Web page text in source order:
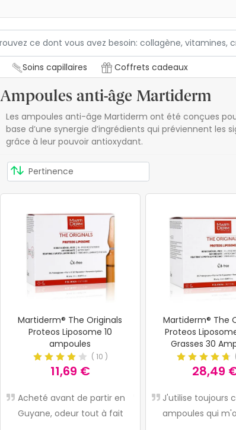
Soins capillaires Coffrets cadeaux
Ampoules anti-âge Martiderm
Les ampoules anti-âge Martiderm ont été conçues
base d’une synergie d’ingrédients qui préviennent
grâce à leur pouvoir antioxydant.
Martiderm® The Originals
Proteos Liposome 10
ampoules
( 10 )
11,69 €
Acheté avant de partir en
Guyane, odeur tout à fait
Nous avons
malheureusement
Martiderm® The
Proteos
Grasses 30
28,49
J'utilise toujours
ampoules qui